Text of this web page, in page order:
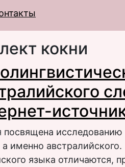
кокни
посвящена исследованию
а именно
языка отличаются,